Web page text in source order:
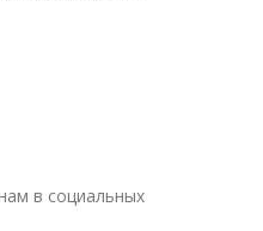
в социальных